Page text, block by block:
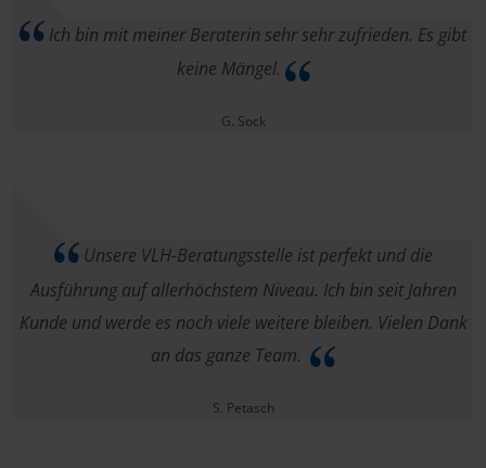
Ich bin mit meiner Beraterin sehr sehr zufrieden. Es gibt
keine Mängel.
G. Sock
Unsere VLH-Beratungsstelle ist perfekt und die
Ausführung auf allerhöchstem Niveau. Ich bin seit Jahren
Kunde und werde es noch viele weitere bleiben. Vielen Dank
an das ganze Team.
S. Petasch